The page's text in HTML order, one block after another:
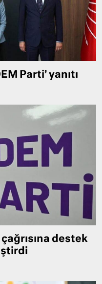
Parti’ yanıtı
destek